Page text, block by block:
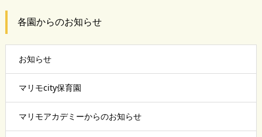
各園からのお知らせ
お知らせ
マリモcity保育園
マリモアカデミーからのお知らせ